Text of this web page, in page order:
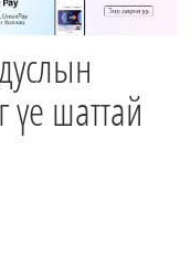
үе шаттай